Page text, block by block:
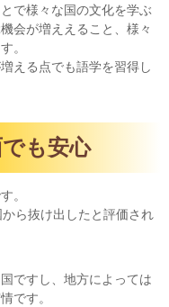
で様々な国の文化を学ぶ
会が増ええること、様々
。
える点でも語学を習得し
も安心
。
ら抜け出したと評価され
ですし、地方によっては
です。